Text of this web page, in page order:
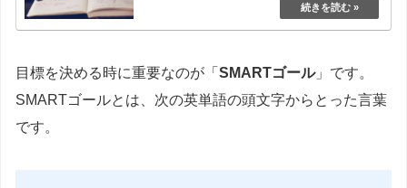
目標を決める時に重要なのが「 SMARTゴール」です。
SMARTゴールとは、次の英単語の頭文字からとった言葉
です。